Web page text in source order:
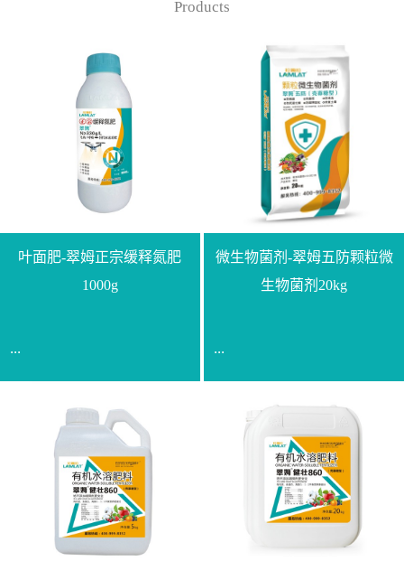
Products
叶面肥-翠姆正宗缓释氮肥
1000g
...
【通用名称】脲甲醛缓释
氮肥【产品形态】水剂
【产品规格】1000g【技术
指标】N≥330g/L【企业标
准】Q/LML O01-2022【使
用方法】1、飞防：每亩
微生物菌剂-翠姆五防颗粒微
生物菌剂20kg
...
【通用名称】微生物菌剂
【产品剂型】颗粒【产品
规格】20kg【技术指标】
有效活菌数≥10.0亿/克【增
效物质】有机质≥40%;小分
子有机碳≥23%;壳寡糖